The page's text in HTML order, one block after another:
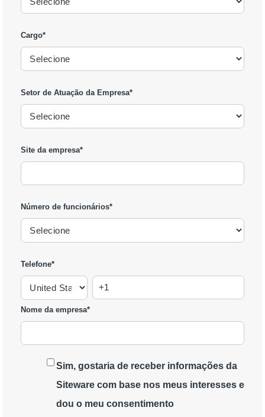
Cargo*
Setor de Atuação da Empresa*
Site da empresa*
Número de funcionários*
Telefone*
Nome da empresa*
Sim, gostaria de receber informações da
Siteware com base nos meus interesses e
dou o meu consentimento